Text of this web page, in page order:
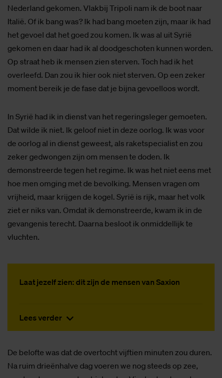
Nederland gekomen. Vlakbij Tripoli nam ik de boot naar
Italië. Of ik bang was? Ik had bang moeten zijn, maar ik had
het gevoel dat het goed zou komen. Ik was al uit Syrië
gekomen en daar had ik al doodgeschoten kunnen worden.
Op straat heb ik mensen zien sterven. Toch had ik het
overleefd. Dan zou ik hier ook niet sterven. Op een zeker
moment bereik je de fase dat je bijna gevoelloos wordt.
In Syrië had ik in dienst van het regeringsleger gemoeten.
Dat wilde ik niet. Ik geloof niet in deze oorlog. Ik was voor
de oorlog al in dienst geweest, als raketspecialist en zou
zeker gedwongen zijn om mensen te doden. Ik
demonstreerde tegen het regime. Ik was het niet eens met
hoe men omging met de bevolking. Mensen vragen om
vrijheid, maar krijgen de kogel. Syrië is rijk, maar het volk
ziet er niks van. Omdat ik demonstreerde, kwam ik in de
gevangenis terecht. Daarna besloot ik onmiddellijk te
vluchten.
Laat jezelf zien: dit zijn de mensen van Saxion
Lees verder
De belofte was dat de overtocht vijftien minuten zou duren.
Na ruim drieënhalve dag voeren we nog steeds op zee,